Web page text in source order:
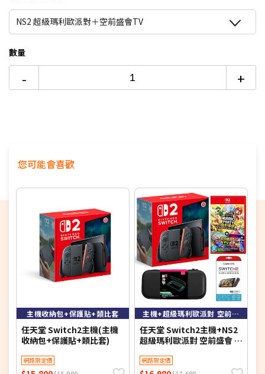
NS2 超級瑪利歐派對＋空前盛會TV
數量
- +
您可能會喜歡
主機收納包+保護貼+類比套
任天堂 Switch2主機(主機
收納包+保護貼+類比套)
網路限定價
主機+超級瑪利歐派對 空前盛會(收納包+保護貼+類比套)
任天堂 Switch2主機+NS2
超級瑪利歐派對 空前盛會 ＋
護貼+類比套)
網路限定價